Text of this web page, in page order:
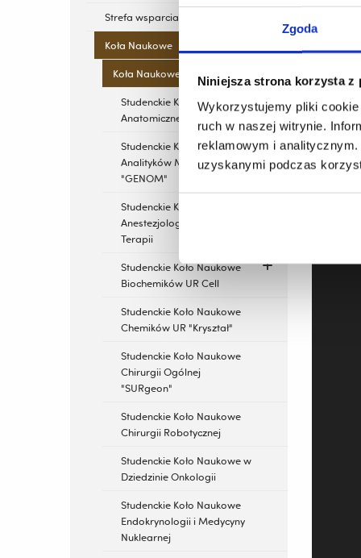
Zgoda
Niniejsza strona korzysta z
Wykorzystujemy pliki
ruch w naszej witrynie.
reklamowym i
uzyskanymi podczas
Strefa wsparcia
Koła Naukowe
Koła Naukowe
Studenckie Koło
Anatomiczne
Studenckie Koło Naukowe
Analityków Medycznych
"GENOM"
Studenckie Koło Naukowe
Anestezjologii i Intensywnej
Terapii
Studenckie Koło Naukowe
Biochemików UR Cell
Studenckie Koło Naukowe
Chemików UR "Kryształ"
Studenckie Koło Naukowe
Chirurgii Ogólnej
"SURgeon"
Studenckie Koło Naukowe
Chirurgii Robotycznej
Studenckie Koło Naukowe w
Dziedzinie Onkologii
Studenckie Koło Naukowe
Endokrynologii i Medycyny
Nuklearnej